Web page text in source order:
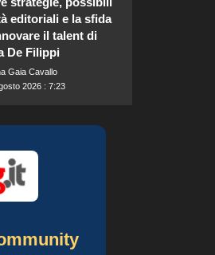
il suo stile
unico e la sua
bellezza.
Fanelli sostiene
Soussi: “È
Matteo Santoro
oro e
agli Europei
2026: doppia
Ferragni
editoriali e la sfida
il talent di
De Filippi
Gaia Cavallo
2026 : 7:23